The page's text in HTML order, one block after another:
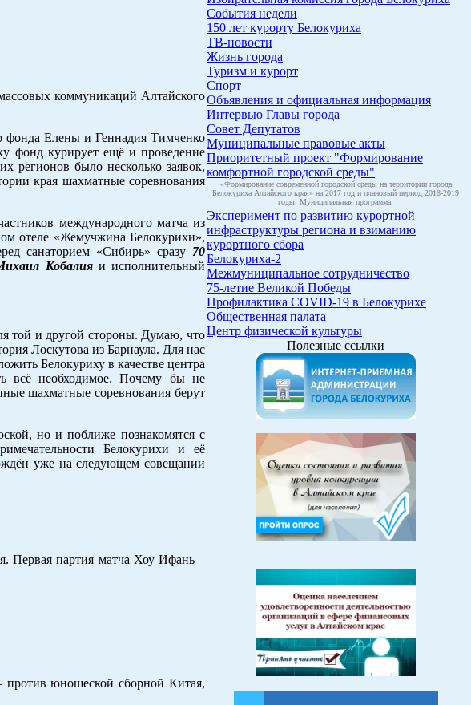
коммуникаций Алтайского
фонда Елены и Геннадия Тимченко
фонд курирует ещё и проведение
регионов было несколько заявок,
края шахматные соревнования
международного матча из
отеле «Жемучжина Белокурихи»,
санаторием «Сибирь» сразу 70
Кобалияи исполнительный
той и другой стороны. Думаю, что
Лоскутова из Барнаула. Для нас
Белокуриху в качестве центра
всё необходимое. Почему бы не
шахматные соревнования берут
но и поближе познакомятся с
Белокурихи и её
уже на следующем совещании
Первая партия матча Хоу Ифань –
юношеской сборной Китая,
События недели
150 лет курорту Белокуриха
ТВ-новости
Жизнь города
Туризм и курорт
Спорт
Объявления и официальная информация
Интервью Главы города
Совет Депутатов
Муниципальные правовые акты
Приоритетный проект "Формирование
комфортной городской среды"
«Формирование современной городской среды на территории города
Белокуриха Алтайского края» на 2017 год и плановый период 2018-2019
годы. Муниципальная программа.
Эксперимент по развитию курортной
инфраструктуры региона и взиманию
курортного сбора
Белокуриха-2
Межмуниципальное сотрудничество
75-летие Великой Победы
Профилактика COVID-19 в Белокурихе
Общественная палата
Центр физической культуры
Полезные ссылки